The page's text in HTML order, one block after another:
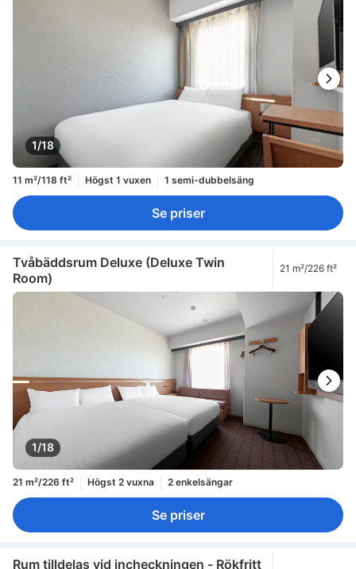
1/18
11 m²/118 ft² Högst 1 vuxen 1 semi-dubbelsäng
Se priser
Tvåbäddsrum Deluxe (Deluxe Twin
Room)
21 m²/226 ft²
1/18
21 m²/226 ft² Högst 2 vuxna 2 enkelsängar
Se priser
Rum tilldelas vid incheckningen - Rökfritt